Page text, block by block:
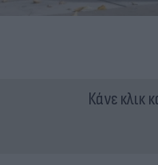
Κάνε κλικ